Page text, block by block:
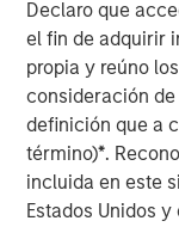
Declaro que
el fin de adquirir
propia y reúno
consideración de
definición que a
término)*.
incluida en este
Estados Unidos
Vice President
Un ciberataque
operativo en
ciberseguridad